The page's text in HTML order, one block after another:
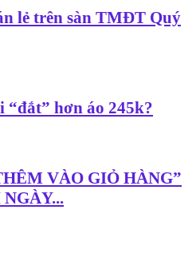
lẻ trên sàn TMĐT Quý
“đắt” hơn áo 245k?
VÀO GIỎ HÀNG”